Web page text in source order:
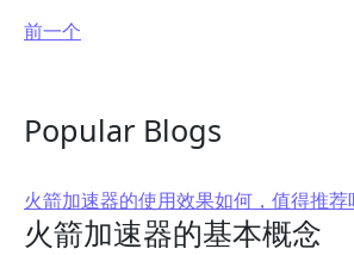
前一个
Popular Blogs
火箭加速器的使用效果如何，值得推荐
火箭加速器的基本概念